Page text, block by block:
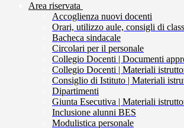
Area riservata
Accoglienza nuovi docenti
Orari, utilizzo aule, consigli di
Bacheca sindacale
Circolari per il personale
Collegio Docenti | Documenti
Collegio Docenti | Materiali
Consiglio di Istituto | Materiali
Dipartimenti
Giunta Esecutiva | Materiali
Inclusione alunni BES
Modulistica personale